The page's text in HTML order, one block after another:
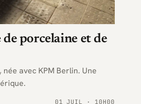
porcelaine et de
avec KPM Berlin. Une
01 JUIL · 10H00